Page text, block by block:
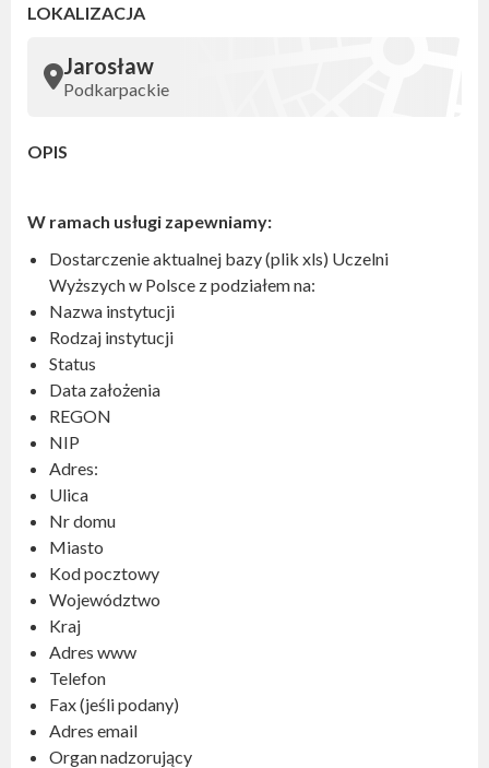
LOKALIZACJA
Jarosław
Podkarpackie
OPIS
W ramach usługi zapewniamy:
Dostarczenie aktualnej bazy (plik xls) Uczelni
Wyższych w Polsce z podziałem na:
Nazwa instytucji
Rodzaj instytucji
Status
Data założenia
REGON
NIP
Adres:
Ulica
Nr domu
Miasto
Kod pocztowy
Województwo
Kraj
Adres www
Telefon
Fax (jeśli podany)
Adres email
Organ nadzorujący